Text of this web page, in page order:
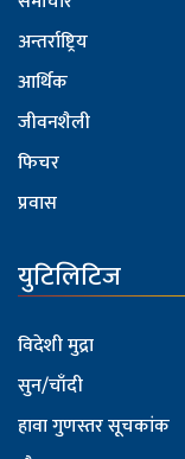
अन्तर्राष्ट्रिय
आर्थिक
जीवनशैली
फिचर
प्रवास
युटिलिटिज
विदेशी मुद्रा
सुन/चाँदी
हावा गुणस्तर सूचकांक